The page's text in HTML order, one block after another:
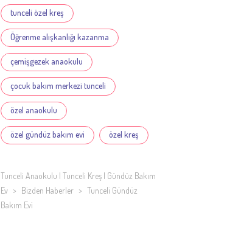
tunceli özel kreş
Öğrenme alışkanlığı kazanma
çemişgezek anaokulu
çocuk bakım merkezi tunceli
özel anaokulu
özel gündüz bakım evi özel kreş
Tunceli Anaokulu | Tunceli Kreş | Gündüz Bakım
Ev > Bizden Haberler > Tunceli Gündüz
Bakım Evi